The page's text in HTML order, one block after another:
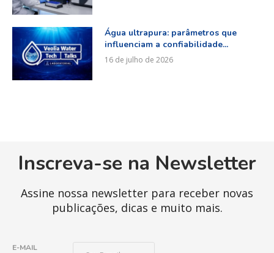
Água ultrapura: parâmetros que
influenciam a confiabilidade...
16 de julho de 2026
Inscreva-se na Newsletter
Assine nossa newsletter para receber novas
publicações, dicas e muito mais.
E-MAIL